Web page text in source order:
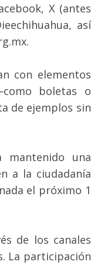
X (antes
así
con elementos
boletas o
de ejemplos sin
mantenido una
a la ciudadanía
el próximo 1
de los canales
La participación